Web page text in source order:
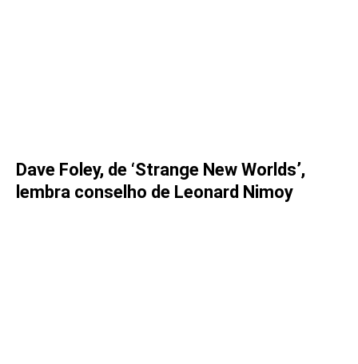
Dave Foley, de ‘Strange New Worlds’,
lembra conselho de Leonard Nimoy